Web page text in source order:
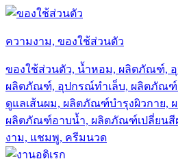
ความงาม, ของใช้ส่วนตัว
ของใช้ส่วนตัว, น้ำหอม, ผลิตภัณฑ์,
ผลิตภัณฑ์, อุปกรณ์ทำเล็บ, ผลิตภัณ
ดูแลเส้นผม, ผลิตภัณฑ์บำรุงผิวกาย,
ผลิตภัณฑ์อาบน้ำ, ผลิตภัณฑ์เปลี่ยนสี
งาม, แชมพู, ครีมนวด